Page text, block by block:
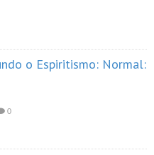
o Espiritismo: Normal:
0